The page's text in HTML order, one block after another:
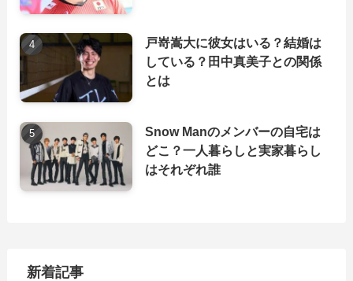
戸嵜嵩大に彼女はいる？結婚は
している？田中真美子との関係
とは
Snow Manのメンバーの自宅は
どこ？一人暮らしと実家暮らし
はそれぞれ誰
新着記事